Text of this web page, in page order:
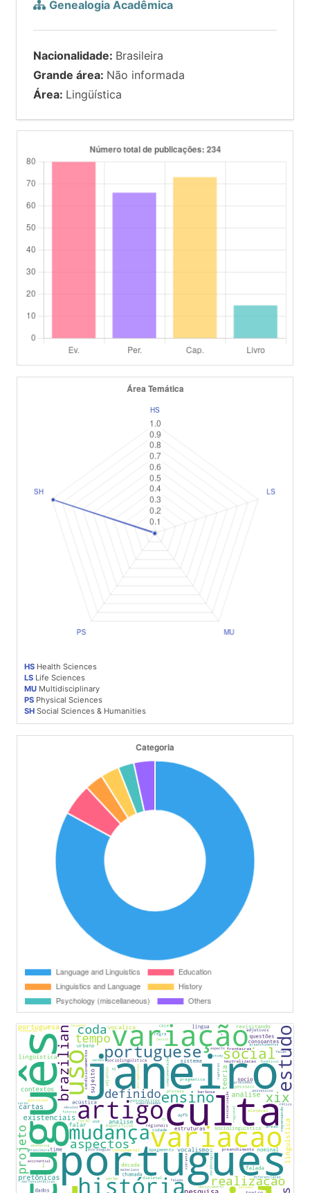
Genealogia Acadêmica
Nacionalidade: Brasileira
Grande área: Não informada
Área: Lingüística
HS Health Sciences
LS Life Sciences
MU Multidisciplinary
PS Physical Sciences
SH Social Sciences & Humanities